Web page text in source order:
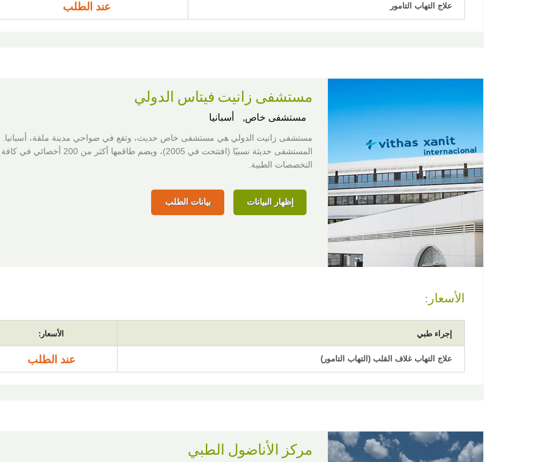
علاج التهاب التامور عند الطلب
مستشفى زانيت فيتاس الدولي
مستشفى خاص, أسبانيا
مستشفى زانيت الدولي هي مستشفى خاص حديث، وتقع في ضواحي مدينة ملقة، أسبانيا.
المستشفى حديثة نسبيًا (افتتحت في 2005)، ويضم طاقمها أكثر من 200 أخصائي في كافة
التخصصات الطبية.
إظهار البيانات بيانات الطلب
الأسعار:
إجراء طبي الأسعار:
علاج التهاب غلاف القلب (التهاب التامور) عند الطلب
مركز الأناضول الطبي